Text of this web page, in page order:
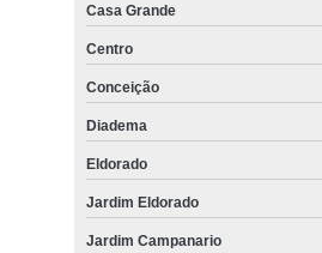
Casa Grande
Centro
Conceição
Diadema
Eldorado
Jardim Eldorado
Jardim Campanario